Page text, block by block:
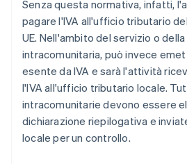
Senza questa normativa, infatti,
pagare l'IVA all'ufficio tributario
UE. Nell'ambito del servizio o
intracomunitaria, può invece
esente da IVA e sarà l'attività
l'IVA all'ufficio tributario locale.
intracomunitarie devono essere
dichiarazione riepilogativa e
locale per un controllo.